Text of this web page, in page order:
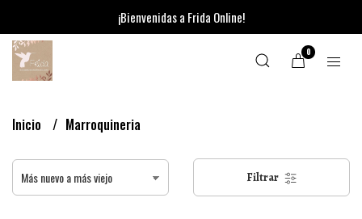
¡Bienvenidas a Frida Online!
0
Inicio Marroquineria
Filtrar